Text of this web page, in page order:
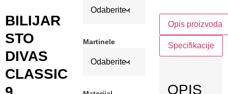
BILIJAR
STO
DIVAS
CLASSIC
Martinele
Opis proizvoda
Specifikacije
OPIS